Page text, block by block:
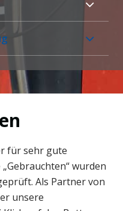
für sehr gute
wurden
Als Partner von
unsere